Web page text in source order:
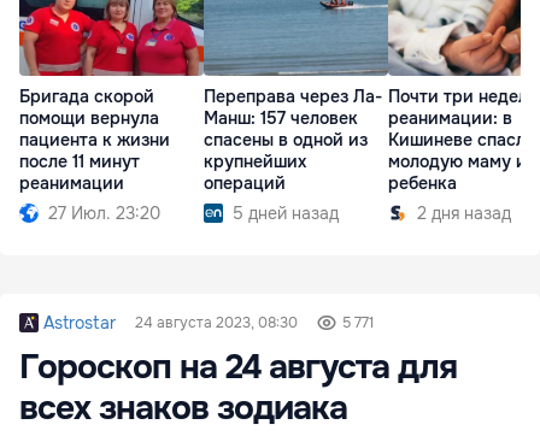
Бригада скорой
помощи вернула
пациента к жизни
после 11 минут
реанимации
27 Июл. 23:20
Переправа через Ла-
Манш: 157 человек
спасены в одной из
крупнейших
операций
5 дней назад
Почти три
реанимации: в
Кишиневе спасли
молодую маму и
ребенка
2 дня назад
Astrostar 24 августа 2023, 08:30 5 771
Гороскоп на 24 августа для
всех знаков зодиака